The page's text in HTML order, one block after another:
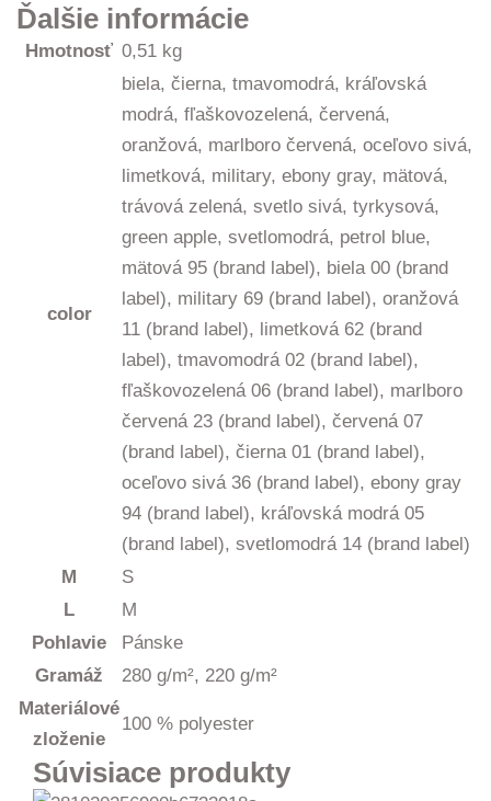
Ďalšie informácie
Hmotnosť 0,51 kg
color
biela, čierna, tmavomodrá, kráľovská
modrá, fľaškovozelená, červená,
oranžová, marlboro červená, oceľovo sivá,
limetková, military, ebony gray, mätová,
trávová zelená, svetlo sivá, tyrkysová,
green apple, svetlomodrá, petrol blue,
mätová 95 (brand label), biela 00 (brand
label), military 69 (brand label), oranžová
11 (brand label), limetková 62 (brand
label), tmavomodrá 02 (brand label),
fľaškovozelená 06 (brand label), marlboro
červená 23 (brand label), červená 07
(brand label), čierna 01 (brand label),
oceľovo sivá 36 (brand label), ebony gray
94 (brand label), kráľovská modrá 05
(brand label), svetlomodrá 14 (brand label)
M
S
L
M
Pohlavie
Pánske
Gramáž
280 g/m², 220 g/m²
Materiálové
zloženie
100 % polyester
Súvisiace produkty